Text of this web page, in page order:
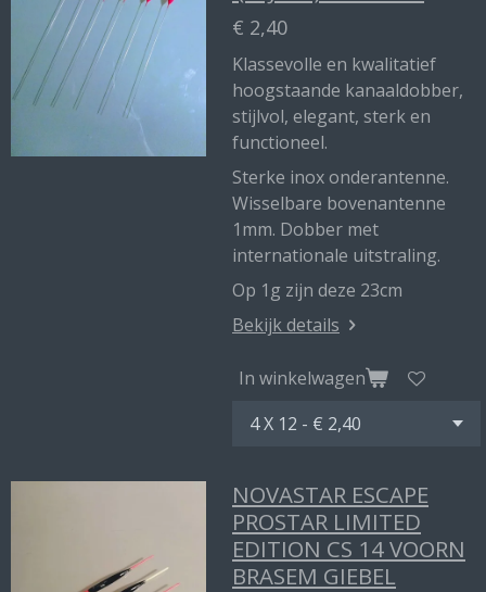
€ 2,40
Klassevolle en kwalitatief
hoogstaande kanaaldobber,
stijlvol, elegant, sterk en
functioneel.
Sterke inox onderantenne.
Wisselbare bovenantenne
1mm. Dobber met
internationale uitstraling.
Op 1g zijn deze 23cm
Bekijk details
In winkelwagen
NOVASTAR ESCAPE
PROSTAR LIMITED
EDITION CS 14 VOORN
BRASEM GIEBEL